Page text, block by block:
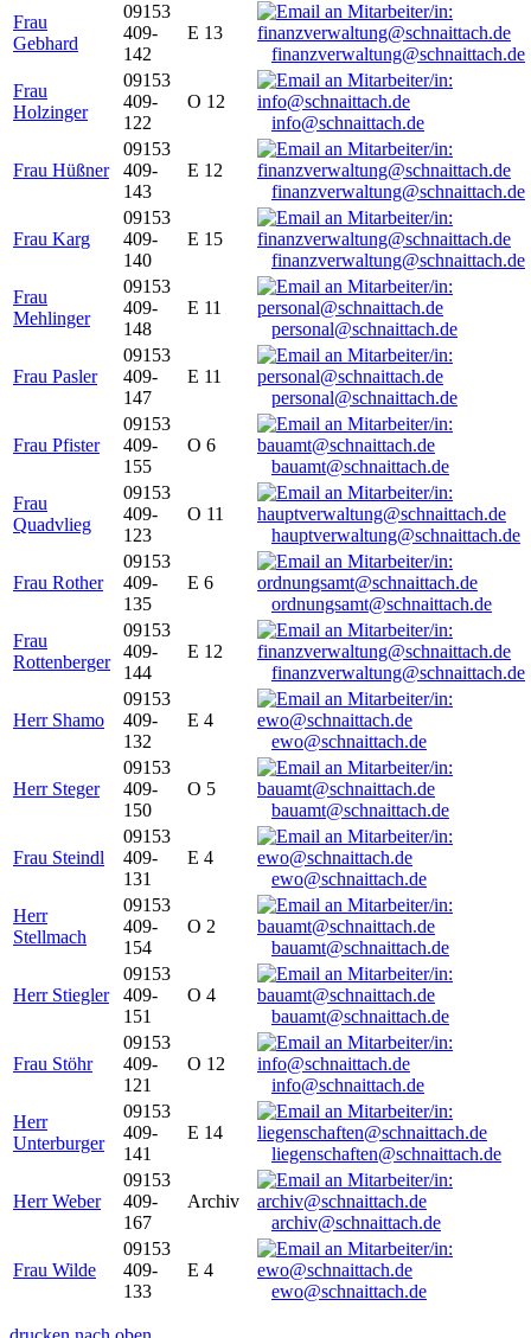
Frau
Gebhard
09153
409-
142
E 13
finanzverwaltung@schnaittach.de
Frau
Holzinger
09153
409-
122
O 12
info@schnaittach.de
Frau Hüßner
09153
409-
143
E 12
finanzverwaltung@schnaittach.de
Frau Karg
09153
409-
140
E 15
finanzverwaltung@schnaittach.de
Frau
Mehlinger
09153
409-
148
E 11
personal@schnaittach.de
Frau Pasler
09153
409-
147
E 11
personal@schnaittach.de
Frau Pfister
09153
409-
155
O 6
bauamt@schnaittach.de
Frau
Quadvlieg
09153
409-
123
O 11
hauptverwaltung@schnaittach.de
Frau Rother
09153
409-
135
E 6
ordnungsamt@schnaittach.de
Frau
Rottenberger
09153
409-
144
E 12
finanzverwaltung@schnaittach.de
Herr Shamo
09153
409-
132
E 4
ewo@schnaittach.de
Herr Steger
09153
409-
150
O 5
bauamt@schnaittach.de
Frau Steindl
09153
409-
131
E 4
ewo@schnaittach.de
Herr
Stellmach
09153
409-
154
O 2
bauamt@schnaittach.de
Herr Stiegler
09153
409-
151
O 4
bauamt@schnaittach.de
Frau Stöhr
09153
409-
121
O 12
info@schnaittach.de
Herr
Unterburger
09153
409-
141
E 14
liegenschaften@schnaittach.de
Herr Weber
09153
409-
167
Archiv
archiv@schnaittach.de
Frau Wilde
09153
409-
133
E 4
ewo@schnaittach.de